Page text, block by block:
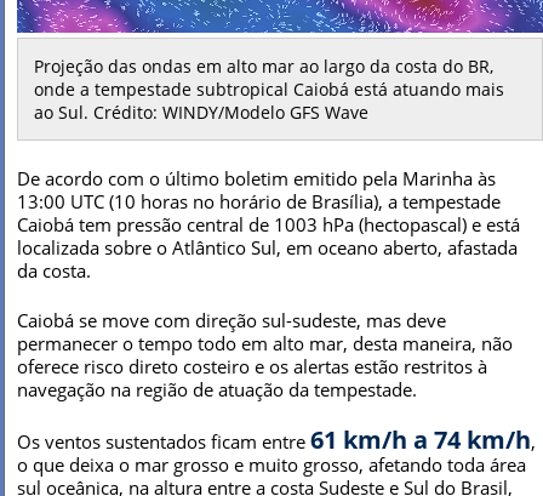
Projeção das ondas em alto mar ao largo da costa do BR,
onde a tempestade subtropical Caiobá está atuando mais
ao Sul. Crédito: WINDY/Modelo GFS Wave
De acordo com o último boletim emitido pela Marinha às
13:00 UTC (10 horas no horário de Brasília), a tempestade
Caiobá tem pressão central de 1003 hPa (hectopascal) e está
localizada sobre o Atlântico Sul, em oceano aberto, afastada
da costa.
Caiobá se move com direção sul-sudeste, mas deve
permanecer o tempo todo em alto mar, desta maneira, não
oferece risco direto costeiro e os alertas estão restritos à
navegação na região de atuação da tempestade.
Os ventos sustentados ficam entre61 km/h a 74 km/h,
o que deixa o mar grosso e muito grosso, afetando toda área
sul oceânica, na altura entre a costa Sudeste e Sul do Brasil,